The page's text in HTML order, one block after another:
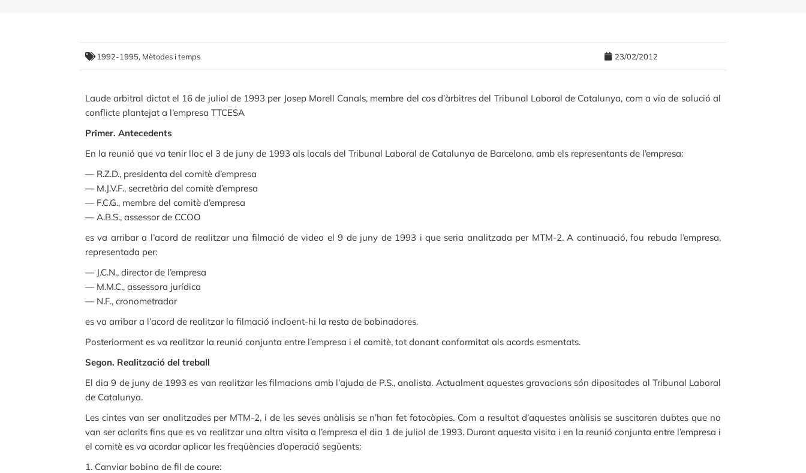
1992-1995, Mètodes i temps 23/02/2012
Laude arbitral dictat el 16 de juliol de 1993 per Josep Morell Canals, membre del cos d’àrbitres del Tribunal Laboral de Catalunya, com a via de solució al
conflicte plantejat a l’empresa TTCESA
Primer. Antecedents
En la reunió que va tenir lloc el 3 de juny de 1993 als locals del Tribunal Laboral de Catalunya de Barcelona, amb els representants de l’empresa:
— R.Z.D., presidenta del comitè d’empresa
— M.J.V.F., secretària del comitè d’empresa
— F.C.G., membre del comitè d’empresa
— A.B.S., assessor de CCOO
es va arribar a l’acord de realitzar una filmació de video el 9 de juny de 1993 i que seria analitzada per MTM-2. A continuació, fou rebuda l’empresa,
representada per:
— J.C.N., director de l’empresa
— M.M.C., assessora jurídica
— N.F., cronometrador
es va arribar a l’acord de realitzar la filmació incloent-hi la resta de bobinadores.
Posteriorment es va realitzar la reunió conjunta entre l’empresa i el comitè, tot donant conformitat als acords esmentats.
Segon. Realització del treball
El dia 9 de juny de 1993 es van realitzar les filmacions amb l’ajuda de P.S., analista. Actualment aquestes gravacions són dipositades al Tribunal Laboral
de Catalunya.
Les cintes van ser analitzades per MTM-2, i de les seves anàlisis se n’han fet fotocòpies. Com a resultat d’aquestes anàlisis se suscitaren dubtes que no
van ser aclarits fins que es va realitzar una altra visita a l’empresa el dia 1 de juliol de 1993. Durant aquesta visita i en la reunió conjunta entre l’empresa i
el comitè es va acordar aplicar les freqüències d’operació següents:
1. Canviar bobina de fil de coure: